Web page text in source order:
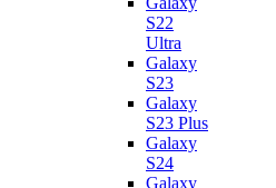
S22
Ultra
Galaxy
S23
Galaxy
S23 Plus
Galaxy
S24
Galaxy